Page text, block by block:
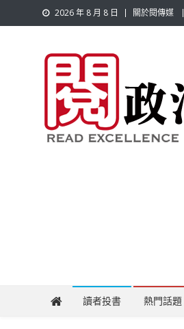
to
2026 年 8 月 8 日 關於閱傳媒
閱政治 Read
讀者投書 熱門話題